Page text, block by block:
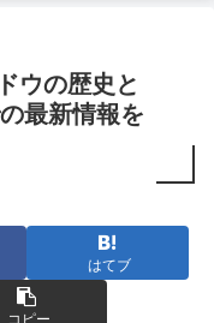
ウの歴史と
最新情報を
はてブ
コピー